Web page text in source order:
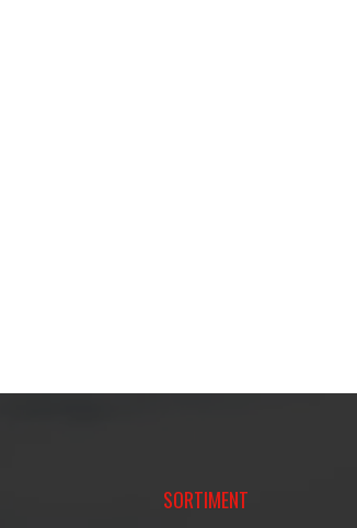
SORTIMENT